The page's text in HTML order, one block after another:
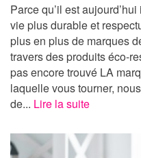
Parce qu’il est
vie plus durable et
plus en plus de marques
travers des produits éco-
pas encore trouvé LA
laquelle vous tourner,
de... Lire la suite